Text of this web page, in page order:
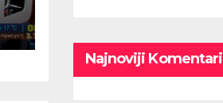
Najnoviji Komentari